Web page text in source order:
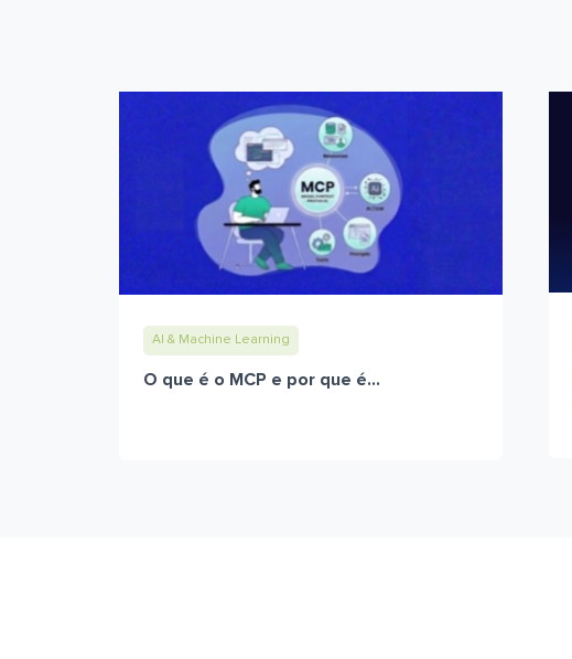
AI & Machine Learning
O que é o MCP e por que é...